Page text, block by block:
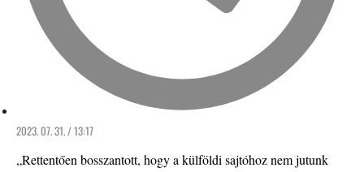
2023. 07. 31. / 13:17
„Rettentően bosszantott, hogy a külföldi sajtóhoz nem jutunk